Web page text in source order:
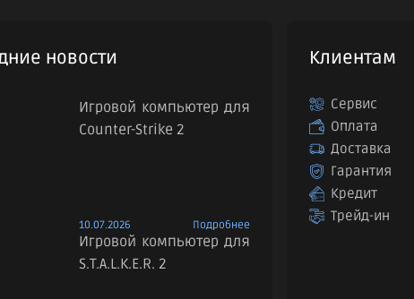
новости
Игровой компьютер для
Counter-Strike 2
10.07.2026 Подробнее
Игровой компьютер для
S.T.A.L.K.E.R. 2
Клиентам
Сервис
Оплата
Доставка
Гарантия
Кредит
Трейд-ин